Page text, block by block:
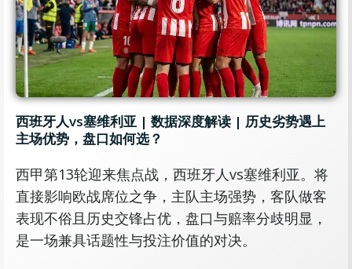
西班牙人vs塞维利亚 | 数据深度解读 | 历史劣势遇上
主场优势，盘口如何选？
西甲第13轮迎来焦点战，西班牙人vs塞维利亚。将
直接影响欧战席位之争，主队主场强势，客队做客
表现不俗且历史交锋占优，盘口与赔率分歧明显，
是一场兼具话题性与投注价值的对决。